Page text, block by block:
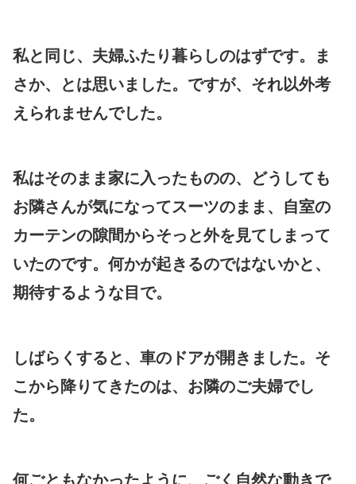
私と同じ、夫婦ふたり暮らしのはずです。ま
さか、とは思いました。ですが、それ以外考
えられませんでした。
私はそのまま家に入ったものの、どうしても
お隣さんが気になってスーツのまま、自室の
カーテンの隙間からそっと外を見てしまって
いたのです。何かが起きるのではないかと、
期待するような目で。
しばらくすると、車のドアが開きました。そ
こから降りてきたのは、お隣のご夫婦でし
た。
何ごともなかったように、ごく自然な動きで